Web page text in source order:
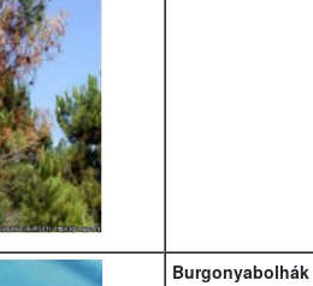
Burgonyabolhák